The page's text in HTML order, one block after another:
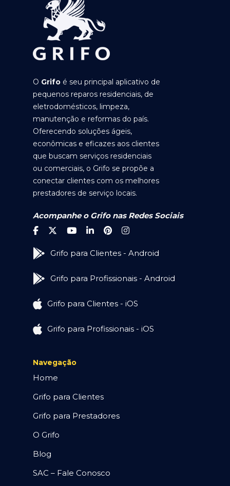
O Grifo é seu principal aplicativo de
pequenos reparos residenciais, de
eletrodomésticos, limpeza,
manutenção e reformas do país.
Oferecendo soluções ágeis,
econômicas e eficazes aos clientes
que buscam serviços residenciais
ou comerciais, o Grifo se propõe a
conectar clientes com os melhores
prestadores de serviço locais.
Acompanhe o Grifo nas Redes Sociais
Grifo para Clientes - Android
Grifo para Profissionais - Android
Grifo para Clientes - iOS
Grifo para Profissionais - iOS
Navegação
Home
Grifo para Clientes
Grifo para Prestadores
O Grifo
Blog
SAC – Fale Conosco